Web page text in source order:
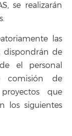
se realizarán
las
dispondrán de
el personal
comisión de
que
los siguientes